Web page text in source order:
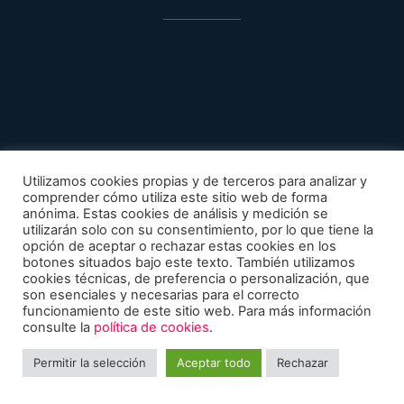
F
a
c
e
b
o
o
k
I
n
s
t
a
g
r
a
m
T
w
i
t
t
e
r
Copyright © 2024 DRIBBLIN
Aviso Legal
Política de Privacidad
Política de Cookies
Utilizamos cookies propias y de terceros para analizar y
comprender cómo utiliza este sitio web de forma
anónima. Estas cookies de análisis y medición se
utilizarán solo con su consentimiento, por lo que tiene la
opción de aceptar o rechazar estas cookies en los
botones situados bajo este texto. También utilizamos
cookies técnicas, de preferencia o personalización, que
son esenciales y necesarias para el correcto
funcionamiento de este sitio web. Para más información
consulte la política de cookies.
Permitir la selección Aceptar todo Rechazar